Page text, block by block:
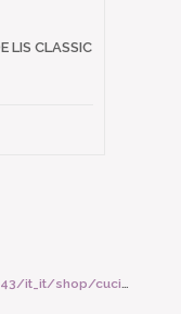
LIS CLASSIC
3894